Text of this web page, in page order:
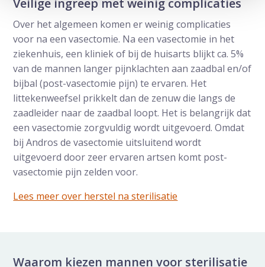
Over het algemeen komen er weinig complicaties
voor na een vasectomie. Na een vasectomie in het
ziekenhuis, een kliniek of bij de huisarts blijkt ca. 5%
van de mannen langer pijnklachten aan zaadbal en/of
bijbal (post-vasectomie pijn) te ervaren. Het
littekenweefsel prikkelt dan de zenuw die langs de
zaadleider naar de zaadbal loopt. Het is belangrijk dat
een vasectomie zorgvuldig wordt uitgevoerd. Omdat
bij Andros de vasectomie uitsluitend wordt
uitgevoerd door zeer ervaren artsen komt post-
vasectomie pijn zelden voor.
Lees meer over herstel na sterilisatie
Waarom kiezen mannen voor sterilisatie